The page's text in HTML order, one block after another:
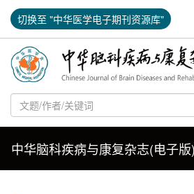
切换至 "中华医学电子期刊资源库"
中华脑科疾病与康复杂志(电子版)